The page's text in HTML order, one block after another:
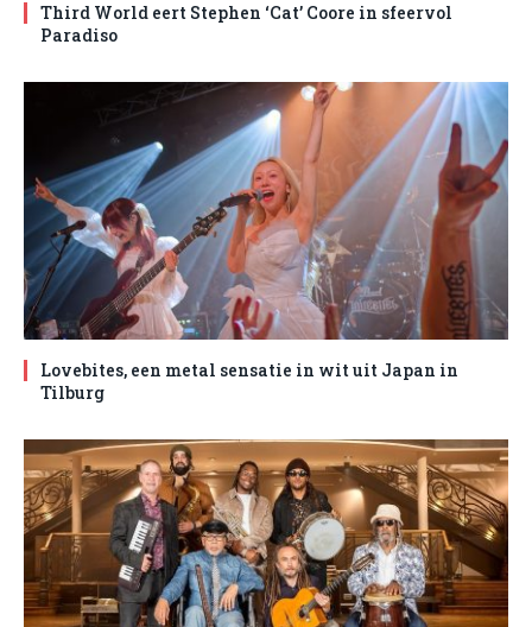
Third World eert Stephen ‘Cat’ Coore in sfeervol
Paradiso
Lovebites, een metal sensatie in wit uit Japan in
Tilburg